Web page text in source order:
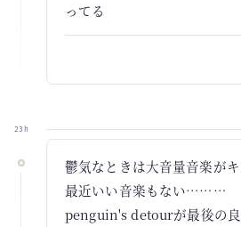
ってる
23h
鬱気なときは大音量音楽が
最近いい音楽もない………
penguin's detourが最後の